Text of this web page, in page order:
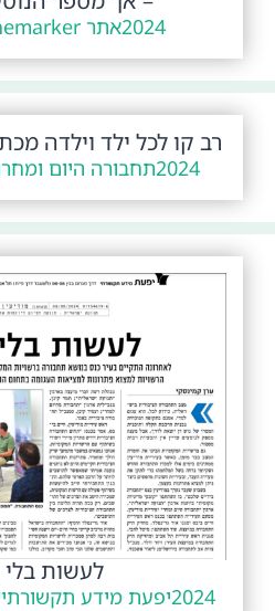
2024אתר Themarker
רב קו לכל ילד וילדה
2024תחבורה היום ומחר
לעשות
2024יפעת מידע תקשורתי